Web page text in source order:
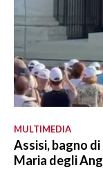
MULTIMEDIA
Assisi, bagno
Maria degli